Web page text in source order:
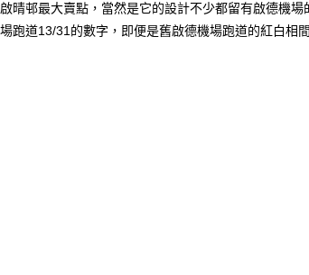
晴邨最大賣點，當然是它的設計不少都留有啟德機場
跑道13/31的數字，即便是舊啟德機場跑道的紅白相